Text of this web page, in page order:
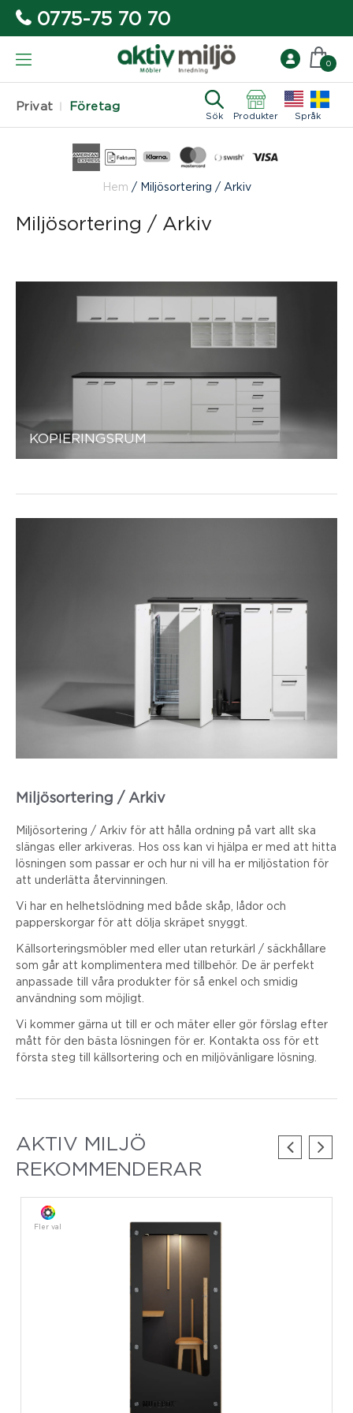
0775-75 70 70
Privat Företag
Sök Produkter Språk
0
Hem / Miljösortering / Arkiv
Miljösortering / Arkiv
KOPIERINGSRUM
Miljösortering / Arkiv
Miljösortering / Arkiv för att hålla ordning på vart allt ska
slängas eller arkiveras. Hos oss kan vi hjälpa er med att hitta
lösningen som passar er och hur ni vill ha er miljöstation för
att underlätta återvinningen.
Vi har en helhetslödning med både skåp, lådor och
papperskorgar för att dölja skräpet snyggt.
Källsorteringsmöbler med eller utan returkärl / säckhållare
som går att komplimentera med tillbehör. De är perfekt
anpassade till våra produkter för så enkel och smidig
användning som möjligt.
Vi kommer gärna ut till er och mäter eller gör förslag efter
mått för den bästa lösningen för er. Kontakta oss för ett
första steg till källsortering och en miljövänligare lösning.
AKTIV MILJÖ
REKOMMENDERAR
Fler val